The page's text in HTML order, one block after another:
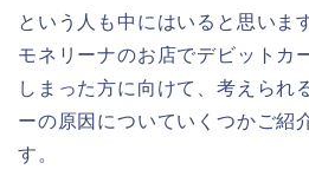
という人も中にはいると思いま
モネリーナのお店でデビットカ
しまった方に向けて、考えられ
ーの原因についていくつかご紹
す。